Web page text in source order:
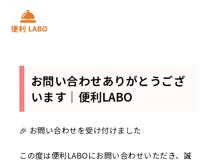
お問い合わせありがとうござ
います｜便利LABO
🎉 お問い合わせを受け付けました
この度は便利LABOにお問い合わせいただき、誠